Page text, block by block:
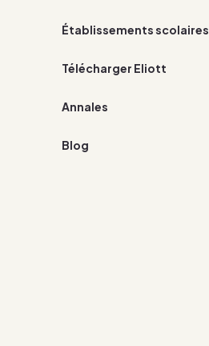
Établissements scolaires
Télécharger Eliott
Annales
Blog